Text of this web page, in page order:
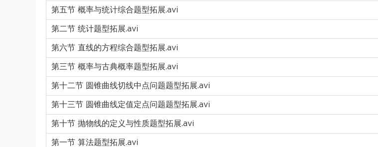
第五节 概率与统计综合题型拓展.avi
第二节 统计题型拓展.avi
第六节 直线的方程综合题型拓展.avi
第三节 概率与古典概率题型拓展.avi
第十二节 圆锥曲线切线中点问题题型拓展.avi
第十三节 圆锥曲线定值定点问题题型拓展.avi
第十节 抛物线的定义与性质题型拓展.avi
第一节 算法题型拓展.avi